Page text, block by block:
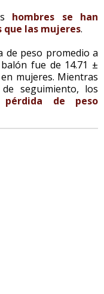
hombres se han
las mujeres.
de peso promedio a
fue de 14.71 ±
mujeres. Mientras
seguimiento, los
pérdida de peso